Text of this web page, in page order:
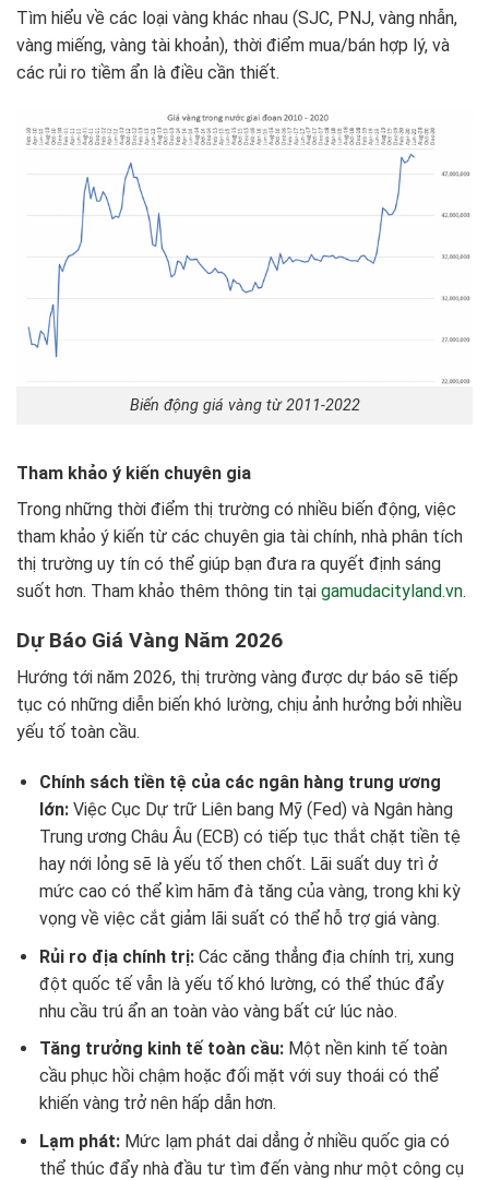
Tìm hiểu về các loại vàng khác nhau (SJC, PNJ, vàng nhẫn,
vàng miếng, vàng tài khoản), thời điểm mua/bán hợp lý, và
các rủi ro tiềm ẩn là điều cần thiết.
Biến động giá vàng từ 2011-2022
Tham khảo ý kiến chuyên gia
Trong những thời điểm thị trường có nhiều biến động, việc
tham khảo ý kiến từ các chuyên gia tài chính, nhà phân tích
thị trường uy tín có thể giúp bạn đưa ra quyết định sáng
suốt hơn. Tham khảo thêm thông tin tại gamudacityland.vn.
Dự Báo Giá Vàng Năm 2026
Hướng tới năm 2026, thị trường vàng được dự báo sẽ tiếp
tục có những diễn biến khó lường, chịu ảnh hưởng bởi nhiều
yếu tố toàn cầu.
Chính sách tiền tệ của các ngân hàng trung ương
lớn:Việc Cục Dự trữ Liên bang Mỹ (Fed) và Ngân hàng
Trung ương Châu Âu (ECB) có tiếp tục thắt chặt tiền tệ
hay nới lỏng sẽ là yếu tố then chốt. Lãi suất duy trì ở
mức cao có thể kìm hãm đà tăng của vàng, trong khi kỳ
vọng về việc cắt giảm lãi suất có thể hỗ trợ giá vàng.
Rủi ro địa chính trị:Các căng thẳng địa chính trị, xung
đột quốc tế vẫn là yếu tố khó lường, có thể thúc đẩy
nhu cầu trú ẩn an toàn vào vàng bất cứ lúc nào.
Tăng trưởng kinh tế toàn cầu:Một nền kinh tế toàn
cầu phục hồi chậm hoặc đối mặt với suy thoái có thể
khiến vàng trở nên hấp dẫn hơn.
Lạm phát:Mức lạm phát dai dẳng ở nhiều quốc gia có
thể thúc đẩy nhà đầu tư tìm đến vàng như một công cụ